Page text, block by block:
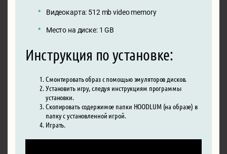
Видеокарта: 512 mb video memory
Место на диске: 1 GB
Инструкция по установке:
Смонтировать образ с помощью эмуляторов дисков.
Установить игру, следуя инструкциям программы
установки.
Скопировать содержимое папки HOODLUM (на образе) в
папку с установленной игрой.
Играть.